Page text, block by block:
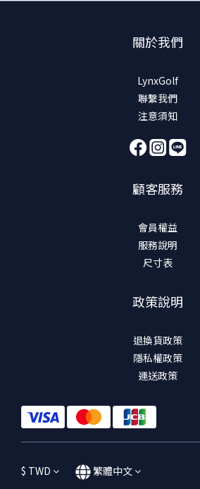
關於我們
LynxGolf
聯繫我們
注意須知
顧客服務
會員權益
服務說明
尺寸表
政策說明
退換貨政策
隱私權政策
運送政策
$ TWD 繁體中文